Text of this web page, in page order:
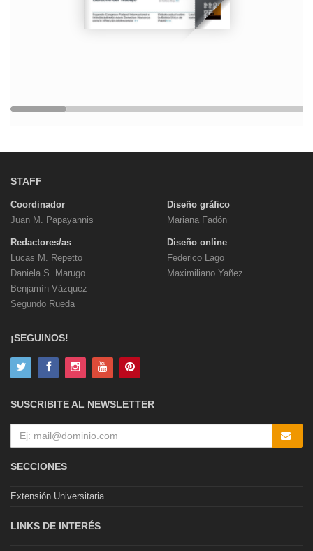
STAFF
Coordinador
Juan M. Papayannis
Redactores/as
Lucas M. Repetto
Daniela S. Marugo
Benjamín Vázquez
Segundo Rueda
Diseño gráfico
Mariana Fadón
Diseño online
Federico Lago
Maximiliano Yañez
¡SEGUINOS!
SUSCRIBITE AL NEWSLETTER
SECCIONES
Extensión Universitaria
LINKS DE INTERÉS